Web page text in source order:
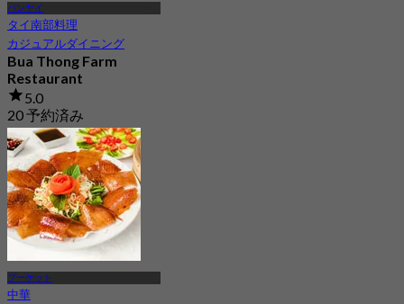
バンヤイ
タイ南部料理
カジュアルダイニング
Bua Thong Farm
Restaurant
5.0
20 予約済み
から฿ 445
プーケット
中華